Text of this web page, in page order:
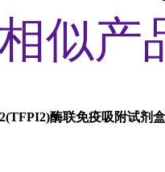
似
酶联免疫吸附试剂盒